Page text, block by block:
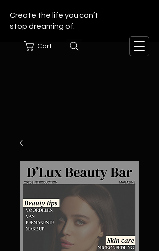
Create the life you can’t
stop dreaming of.
Cart